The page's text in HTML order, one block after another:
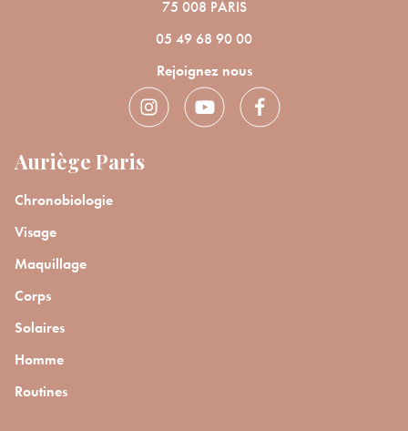
75 008 PARIS
05 49 68 90 00
Rejoignez nous
Auriège Paris
Chronobiologie
Visage
Maquillage
Corps
Solaires
Homme
Routines